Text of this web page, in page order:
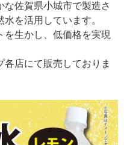
佐賀県小城市で製造さ
を活用しています。
生かし、低価格を実現
店にて販売しておりま